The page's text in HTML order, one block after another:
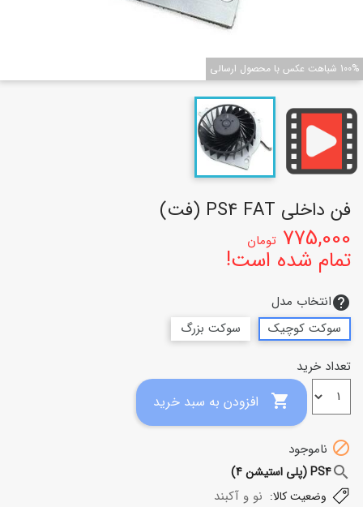
100% شباهت عکس با محصول ارسالی
فن داخلی PS4 FAT (فت)
775,000 تومان
تمام شده است!
helpانتخاب مدل
سوکت کوچیک
سوکت بزرگ
تعداد خرید

 ناموجود
searchPS4 (پلی استیشن 4)
وضعیت کالا: نو و آکبند